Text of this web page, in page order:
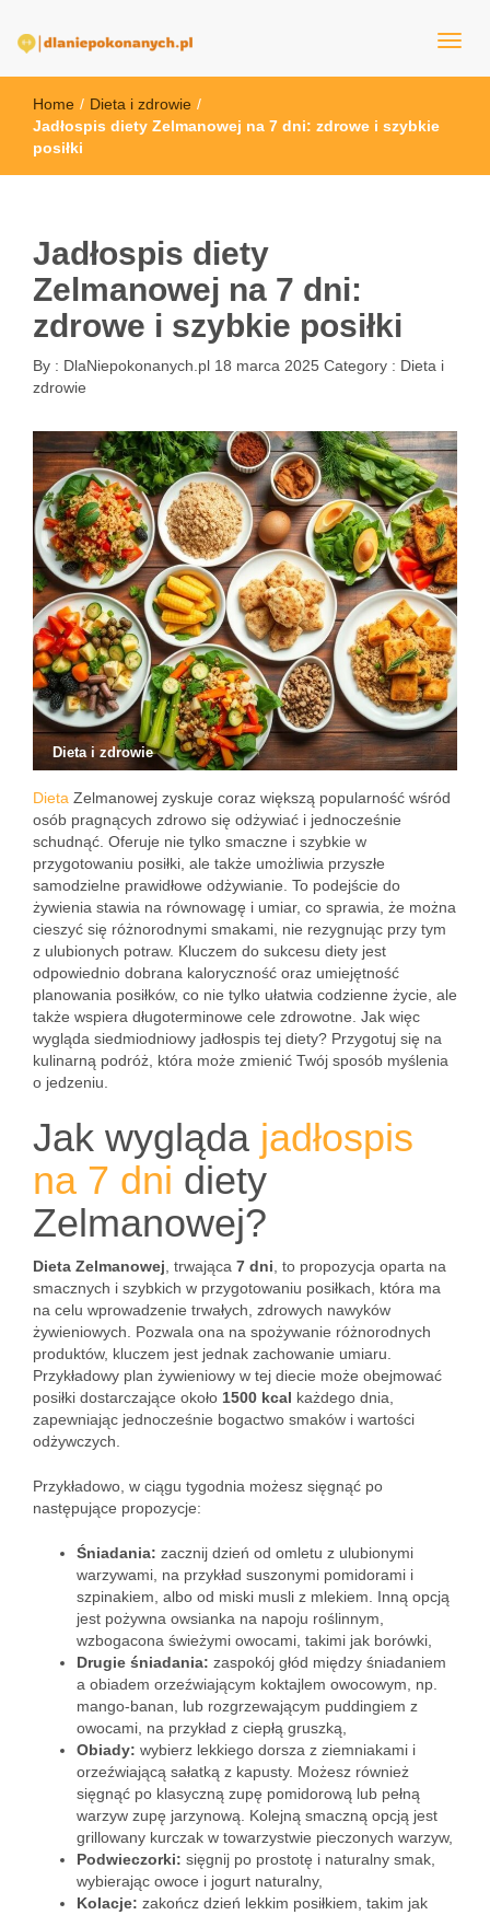
dlaNiepokonanych.pl
Home / Dieta i zdrowie /
Jadłospis diety Zelmanowej na 7 dni: zdrowe i szybkie
posiłki
Jadłospis diety
Zelmanowej na 7 dni:
zdrowe i szybkie posiłki
By : DlaNiepokonanych.pl 18 marca 2025 Category : Dieta i
zdrowie
Dieta i zdrowie
Dieta Zelmanowej zyskuje coraz większą popularność wśród
osób pragnących zdrowo się odżywiać i jednocześnie
schudnąć. Oferuje nie tylko smaczne i szybkie w
przygotowaniu posiłki, ale także umożliwia przyszłe
samodzielne prawidłowe odżywianie. To podejście do
żywienia stawia na równowagę i umiar, co sprawia, że można
cieszyć się różnorodnymi smakami, nie rezygnując przy tym
z ulubionych potraw. Kluczem do sukcesu diety jest
odpowiednio dobrana kaloryczność oraz umiejętność
planowania posiłków, co nie tylko ułatwia codzienne życie, ale
także wspiera długoterminowe cele zdrowotne. Jak więc
wygląda siedmiodniowy jadłospis tej diety? Przygotuj się na
kulinarną podróż, która może zmienić Twój sposób myślenia
o jedzeniu.
Jak wygląda jadłospis
na 7 dni diety
Zelmanowej?
Dieta Zelmanowej , trwająca 7 dni , to propozycja oparta na
smacznych i szybkich w przygotowaniu posiłkach, która ma
na celu wprowadzenie trwałych, zdrowych nawyków
żywieniowych. Pozwala ona na spożywanie różnorodnych
produktów, kluczem jest jednak zachowanie umiaru.
Przykładowy plan żywieniowy w tej diecie może obejmować
posiłki dostarczające około 1500 kcal każdego dnia,
zapewniając jednocześnie bogactwo smaków i wartości
odżywczych.
Przykładowo, w ciągu tygodnia możesz sięgnąć po
następujące propozycje:
Śniadania: zacznij dzień od omletu z ulubionymi
warzywami, na przykład suszonymi pomidorami i
szpinakiem, albo od miski musli z mlekiem. Inną opcją
jest pożywna owsianka na napoju roślinnym,
wzbogacona świeżymi owocami, takimi jak borówki,
Drugie śniadania: zaspokój głód między śniadaniem
a obiadem orzeźwiającym koktajlem owocowym, np.
mango-banan, lub rozgrzewającym puddingiem z
owocami, na przykład z ciepłą gruszką,
Obiady: wybierz lekkiego dorsza z ziemniakami i
orzeźwiającą sałatką z kapusty. Możesz również
sięgnąć po klasyczną zupę pomidorową lub pełną
warzyw zupę jarzynową. Kolejną smaczną opcją jest
grillowany kurczak w towarzystwie pieczonych warzyw,
Podwieczorki: sięgnij po prostotę i naturalny smak,
wybierając owoce i jogurt naturalny,
Kolacje: zakończ dzień lekkim posiłkiem, takim jak